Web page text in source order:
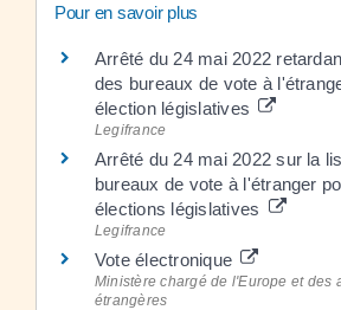
Pour en savoir plus
Arrêté du 24 mai 2022
des bureaux de vote à
élection législatives
Legifrance
Arrêté du 24 mai 2022 sur la
bureaux de vote à l'étranger
élections législatives
Legifrance
Vote électronique
Ministère chargé de l'Europe et des
étrangères